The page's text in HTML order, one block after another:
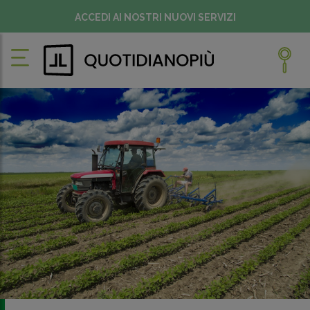
ACCEDI AI NOSTRI NUOVI SERVIZI